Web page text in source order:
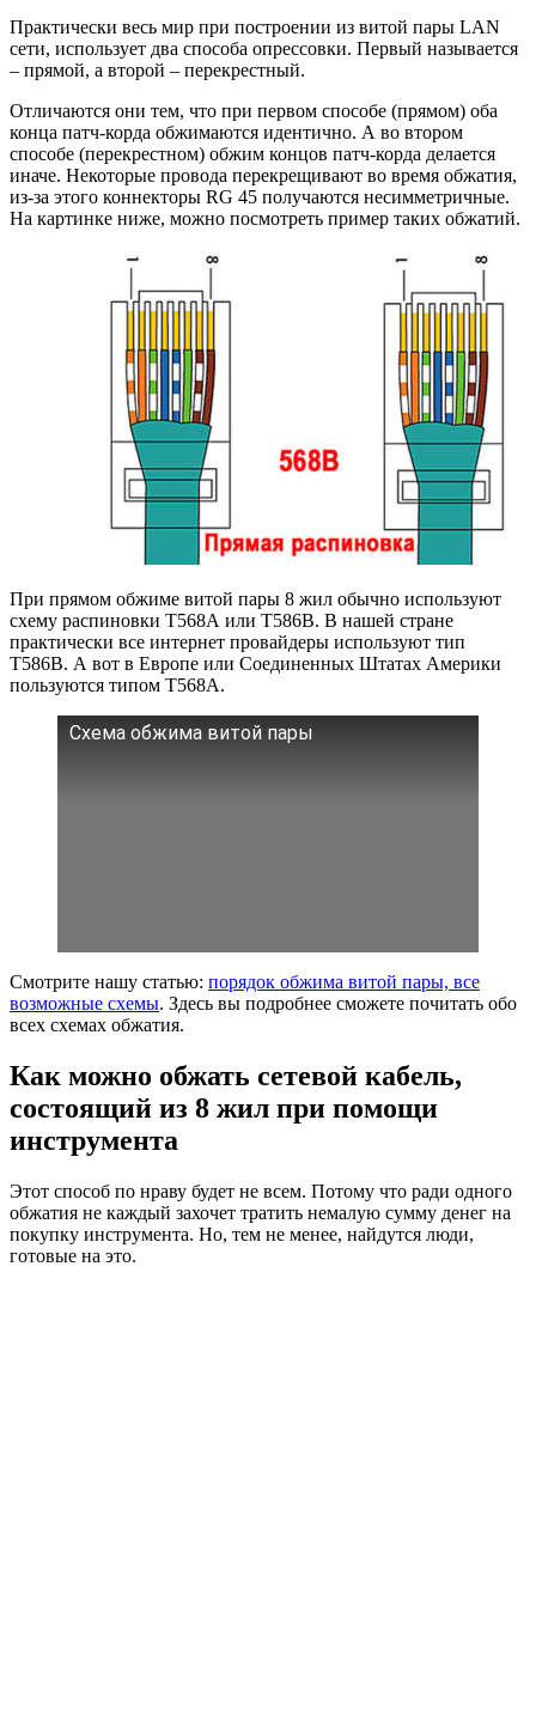
Практически весь мир при построении из витой пары LAN
сети, использует два способа опрессовки. Первый называется
– прямой, а второй – перекрестный.
Отличаются они тем, что при первом способе (прямом) оба
конца патч-корда обжимаются идентично. А во втором
способе (перекрестном) обжим концов патч-корда делается
иначе. Некоторые провода перекрещивают во время обжатия,
из-за этого коннекторы RG 45 получаются несимметричные.
На картинке ниже, можно посмотреть пример таких обжатий.
При прямом обжиме витой пары 8 жил обычно используют
схему распиновки Т568А или Т586В. В нашей стране
практически все интернет провайдеры используют тип
Т586В. А вот в Европе или Соединенных Штатах Америки
пользуются типом Т568А.
Схема обжима витой пары
Смотрите нашу статью: порядок обжима витой пары, все
возможные схемы. Здесь вы подробнее сможете почитать обо
всех схемах обжатия.
Как можно обжать сетевой кабель,
состоящий из 8 жил при помощи
инструмента
Этот способ по нраву будет не всем. Потому что ради одного
обжатия не каждый захочет тратить немалую сумму денег на
покупку инструмента. Но, тем не менее, найдутся люди,
готовые на это.